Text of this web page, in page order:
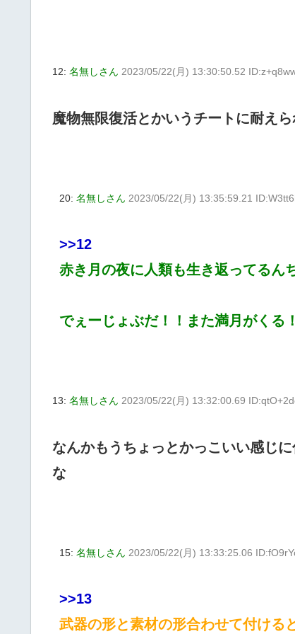
12: 名無しさん 2023/05/22(月) 13:30:50.52
魔物無限復活とかいうチートに耐え
20: 名無しさん 2023/05/22(月) 13:35:59.21
>>12
赤き月の夜に人類も生き返ってるん
でぇーじょぶだ！！また満月がくる
13: 名無しさん 2023/05/22(月) 13:32:00.69
なんかもうちょっとかっこいい感じ
な
15: 名無しさん 2023/05/22(月) 13:33:25.06
>>13
武器の形と素材の形合わせて付ける